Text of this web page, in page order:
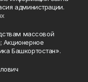
администрации.
массовой
Акционерное
Башкортостан».